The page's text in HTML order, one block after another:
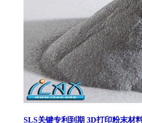
SLS关键专利到期 3D打印粉末材